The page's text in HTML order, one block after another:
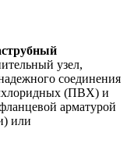
узел,
соединения
(ПВХ) и
арматурой
или